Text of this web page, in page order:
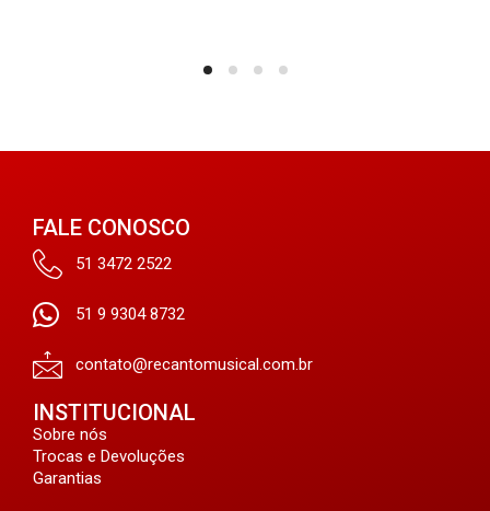
FALE CONOSCO
51 3472 2522
51 9 9304 8732
contato@recantomusical.com.br
INSTITUCIONAL
Sobre nós
Trocas e Devoluções
Garantias